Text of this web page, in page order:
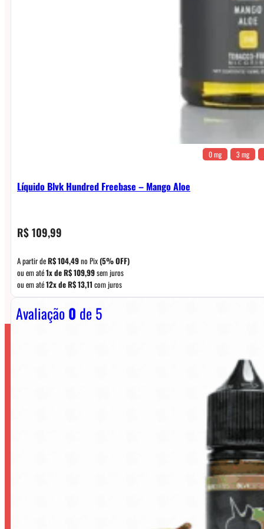
0 mg 3 mg
Líquido Blvk Hundred Freebase – Mango Aloe
R$109,99
A partir deR$104,49no Pix(5% OFF)
ou em até1x deR$109,99sem juros
ou em até12x deR$13,11 com juros
Avaliação0 de 5